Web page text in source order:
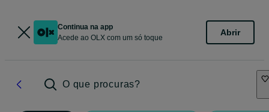
Continua na app
Acede ao OLX com um só toque
Abrir
O que procuras?